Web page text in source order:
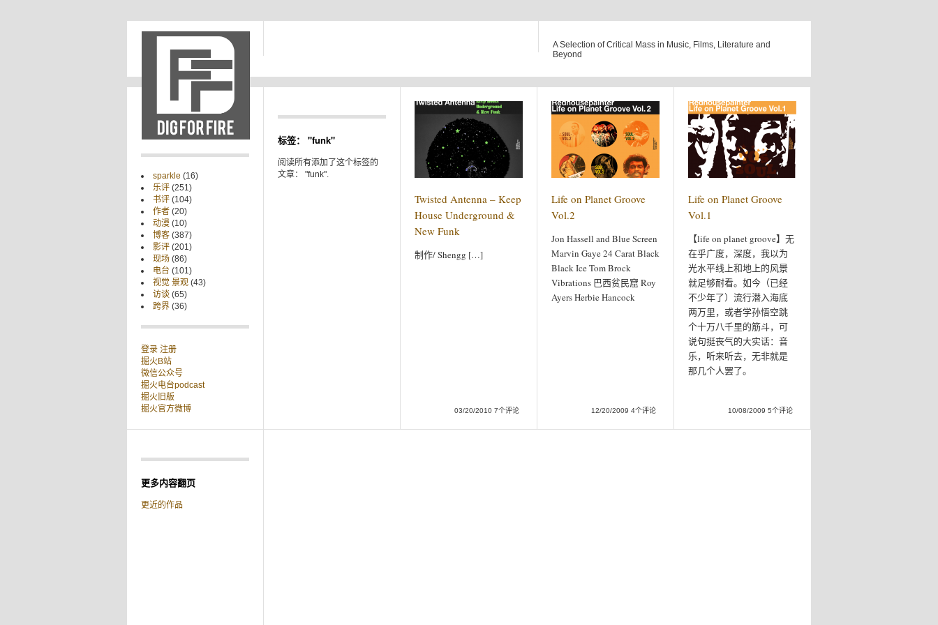
A Selection of Critical Mass in Music, Films, Literature and
Beyond
sparkle (16)
乐评 (251)
书评 (104)
作者 (20)
动漫 (10)
博客 (387)
影评 (201)
现场 (86)
电台 (101)
视觉 景观 (43)
访谈 (65)
跨界 (36)
登录 注册
掘火B站
微信公众号
掘火电台podcast
掘火旧版
掘火官方微博
标签： "funk"
阅读所有添加了这个标签的
文章： "funk".
Twisted Antenna – Keep
House Underground &
New Funk
制作/ Shengg […]
03/20/2010 7个评论
Life on Planet Groove
Vol.2
Jon Hassell and Blue Screen
Marvin Gaye 24 Carat Black
Black Ice Tom Brock
Vibrations 巴西贫民窟 Roy
Ayers Herbie Hancock
12/20/2009 4个评论
Life on Planet Groove
Vol.1
【life on planet groove】无
在乎广度，深度，我以为
光水平线上和地上的风景
就足够耐看。如今（已经
不少年了）流行潜入海底
两万里，或者学孙悟空跳
个十万八千里的筋斗，可
说句挺丧气的大实话：音
乐，听来听去，无非就是
那几个人罢了。
10/08/2009 5个评论
更多内容翻页
更近的作品